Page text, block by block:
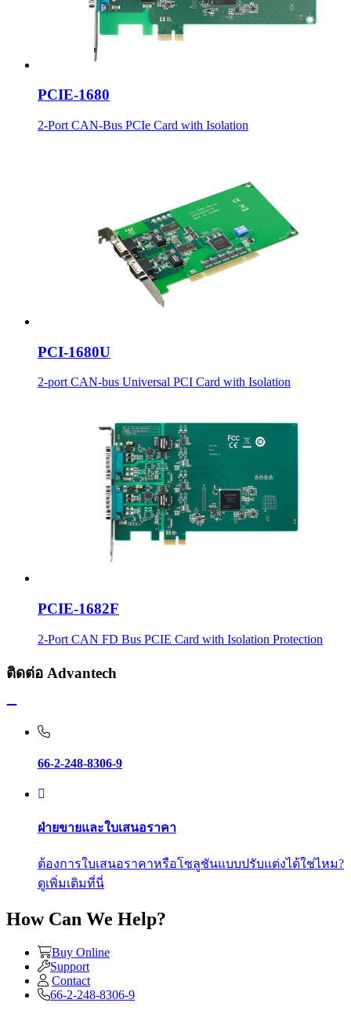
PCIE-1680
2-Port CAN-Bus PCIe Card with Isolation
PCI-1680U
2-port CAN-bus Universal PCI Card with Isolation
PCIE-1682F
2-Port CAN FD Bus PCIE Card with Isolation Protection
ติดต่อ Advantech
66-2-248-8306-9
ฝ่ายขายและใบเสนอราคา
ต้องการใบเสนอราคาหรือโซลูชันแบบปรับแต่งได้ใช่ไหม?
ดูเพิ่มเติมที่นี่
How Can We Help?
Buy Online
Support
Contact
66-2-248-8306-9